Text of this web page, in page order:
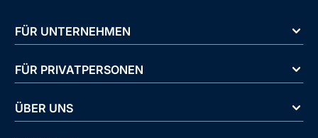
FÜR UNTERNEHMEN
FÜR PRIVATPERSONEN
ÜBER UNS